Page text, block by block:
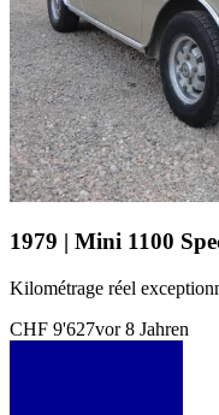
1979 | Mini 1100
Kilométrage réel
CHF 9'627vor 8 Jahren